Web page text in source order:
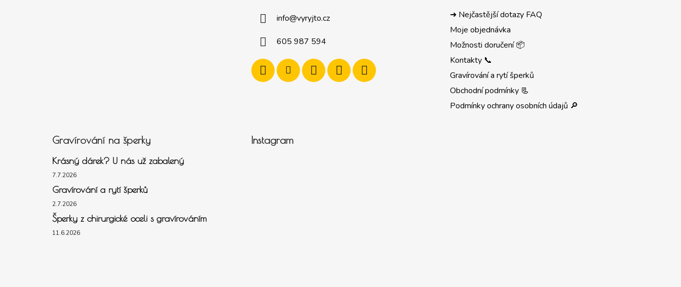
info@vyryjto.cz
605 987 594
➜ Nejčastější dotazy FAQ
Moje objednávka
Možnosti doručení 📦
Kontakty 📞
Gravírování a rytí šperků
Obchodní podmínky 📃
Podmínky ochrany osobních údajů 🔎
Gravírování na šperky
Krásný dárek? U nás už zabalený
7.7.2026
Gravírování a rytí šperků
2.7.2026
Šperky z chirurgické oceli s gravírováním
11.6.2026
Instagram